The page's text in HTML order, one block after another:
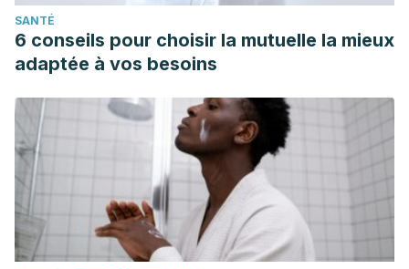
Polo, L. B., Fernández, L. J., Riesco, A. P., Tello, D. S.,
Fathallah, O., Calvo, R. N., … & Nogueras, P. G. (2019).
CONTENIDO DE VITAMINA CY AZÚCAR EN ZUMO DE
NARANJA Y DERIVADOS INDUSTRIALES.
José Manuel
Rivero Martín Josefa Jaramillo Romero Fernando Alfonso
Cervel Josefa Montero García Mª Elena Montejo González
SANTÉ
6 conseils pour choisir la mutuelle la mieux
adaptée à vos besoins